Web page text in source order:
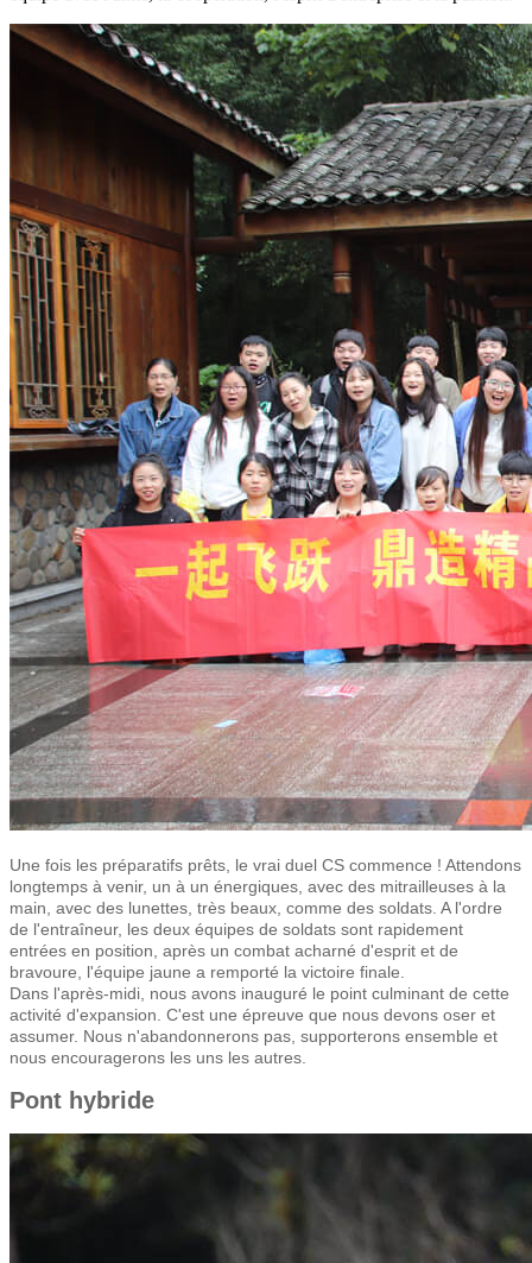
Une fois les préparatifs prêts, le vrai duel CS commence ! Attendons
longtemps à venir, un à un énergiques, avec des mitrailleuses à la
main, avec des lunettes, très beaux, comme des soldats. A l'ordre
de l'entraîneur, les deux équipes de soldats sont rapidement
entrées en position, après un combat acharné d'esprit et de
bravoure, l'équipe jaune a remporté la victoire finale.
Dans l'après-midi, nous avons inauguré le point culminant de cette
activité d'expansion. C'est une épreuve que nous devons oser et
assumer. Nous n'abandonnerons pas, supporterons ensemble et
nous encouragerons les uns les autres.
Pont hybride